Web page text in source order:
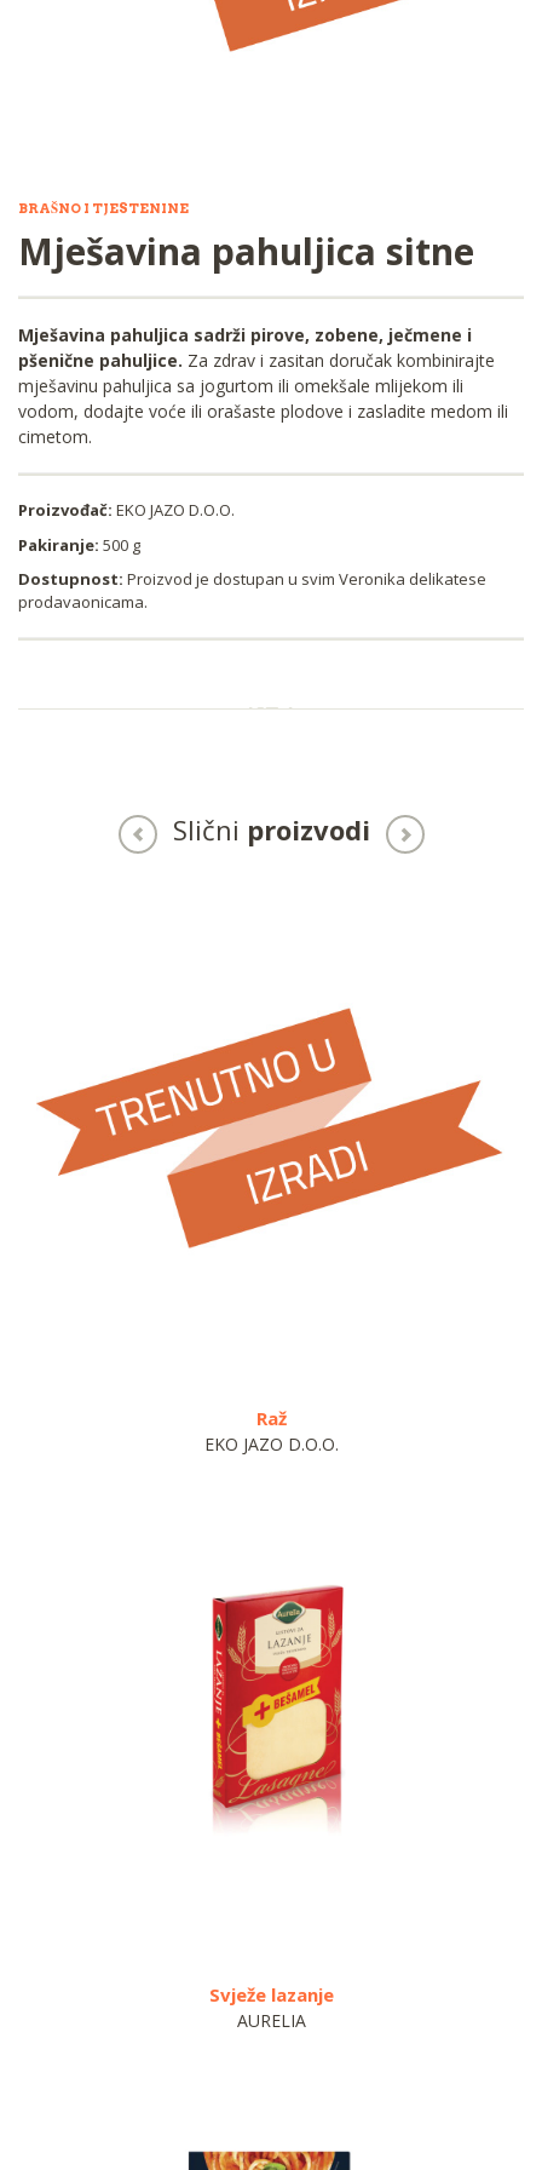
BRAŠNO I TJESTENINE
Mješavina pahuljica sitne
Mješavina pahuljica sadrži pirove, zobene, ječmene i
pšenične pahuljice. Za zdrav i zasitan doručak kombinirajte
mješavinu pahuljica sa jogurtom ili omekšale mlijekom ili
vodom, dodajte voće ili orašaste plodove i zasladite medom ili
cimetom.
Proizvođač: EKO JAZO D.O.O.
Pakiranje: 500 g
Dostupnost: Proizvod je dostupan u svim Veronika delikatese
prodavaonicama.
Slični proizvodi
EKO JAZO D.O.O.
Svježe lazanje